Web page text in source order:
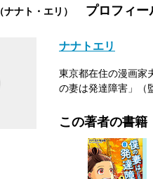
（ナナト・エリ） プロフィー
ナナトエリ
東京都在住の漫画家
の妻は発達障害」（
この著者の書籍